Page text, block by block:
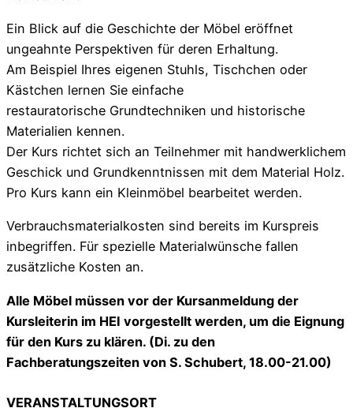
Ein Blick auf die Geschichte der Möbel eröffnet
ungeahnte Perspektiven für deren Erhaltung.
Am Beispiel Ihres eigenen Stuhls, Tischchen oder
Kästchen lernen Sie einfache
restauratorische Grundtechniken und historische
Materialien kennen.
Der Kurs richtet sich an Teilnehmer mit handwerklichem
Geschick und Grundkenntnissen mit dem Material Holz.
Pro Kurs kann ein Kleinmöbel bearbeitet werden.
Verbrauchsmaterialkosten sind bereits im Kurspreis
inbegriffen. Für spezielle Materialwünsche fallen
zusätzliche Kosten an.
Alle Möbel müssen vor der Kursanmeldung der
Kursleiterin im HEI vorgestellt werden, um die Eignung
für den Kurs zu klären. (Di. zu den
Fachberatungszeiten von S. Schubert, 18.00-21.00)
VERANSTALTUNGSORT